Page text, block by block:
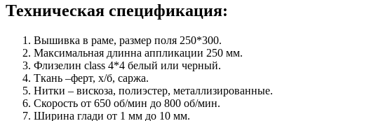
Техническая спецификация:
Вышивка в раме, размер поля 250*300.
Максимальная длинна аппликации 250 мм.
Флизелин class 4*4 белый или черный.
Ткань –ферт, х/б, саржа.
Нитки – вискоза, полиэстер, металлизированные.
Скорость от 650 об/мин до 800 об/мин.
Ширина глади от 1 мм до 10 мм.